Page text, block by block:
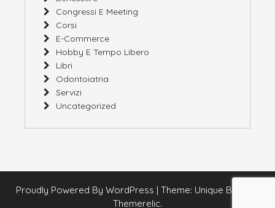
Congressi E Meeting
Corsi
E-Commerce
Hobby E Tempo Libero
Libri
Odontoiatria
Servizi
Uncategorized
Proudly Powered By WordPress | Theme: Unique Blog By
Themerelic.